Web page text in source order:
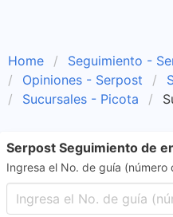
Home
Seguimiento -
Opiniones - Serpost
Sucursales - Picota
Serpost Seguimiento de
Ingresa el No. de guía (número